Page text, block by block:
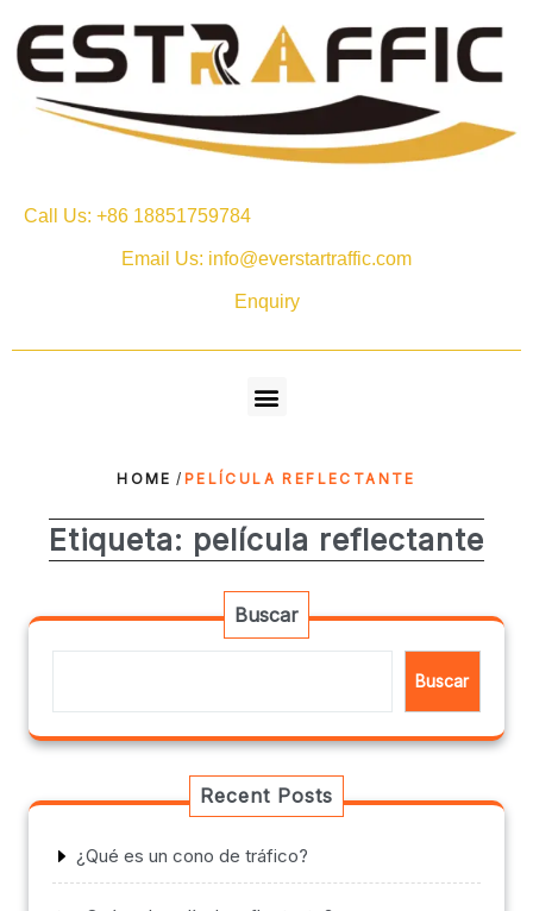
Call Us: +86 18851759784
Email Us: info@everstartraffic.com
Enquiry
HOME / PELÍCULA REFLECTANTE
Etiqueta: película reflectante
Buscar
Buscar
Recent Posts
¿Qué es un cono de tráfico?